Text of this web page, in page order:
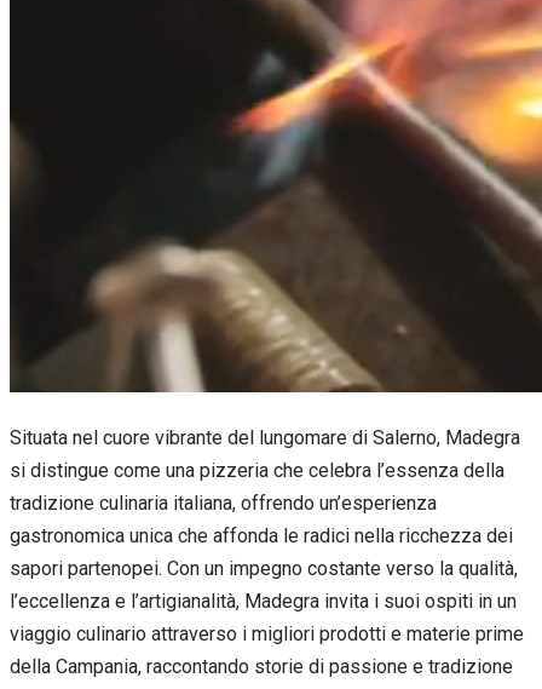
Situata nel cuore vibrante del lungomare di Salerno, Madegra
si distingue come una pizzeria che celebra l’essenza della
tradizione culinaria italiana, offrendo un’esperienza
gastronomica unica che affonda le radici nella ricchezza dei
sapori partenopei. Con un impegno costante verso la qualità,
l’eccellenza e l’artigianalità, Madegra invita i suoi ospiti in un
viaggio culinario attraverso i migliori prodotti e materie prime
della Campania, raccontando storie di passione e tradizione